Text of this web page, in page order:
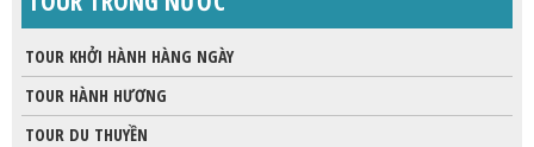
TOUR KHỞI HÀNH HÀNG NGÀY
TOUR HÀNH HƯƠNG
TOUR DU THUYỀN